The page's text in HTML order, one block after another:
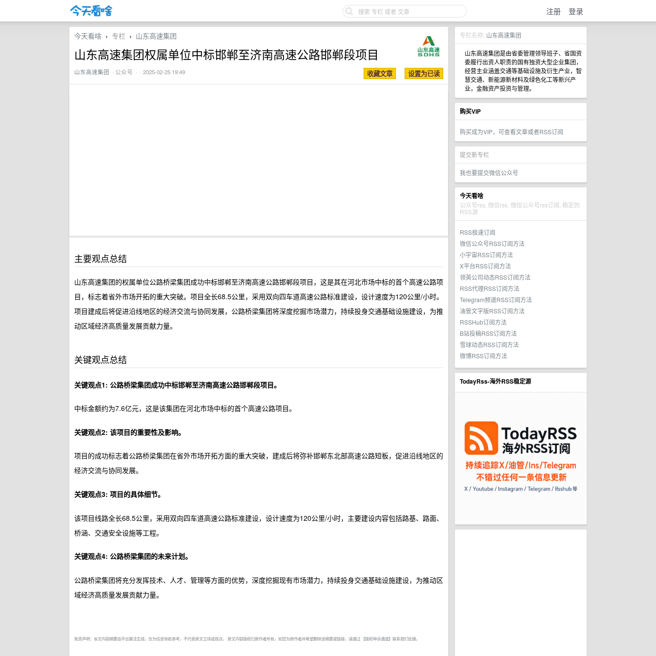
注册 登录
专栏名称: 山东高速集团
山东高速集团是由省委管理领导班子、省国资
委履行出资人职责的国有独资大型企业集团，
经营主业涵盖交通等基础设施及衍生产业，智
慧交通、新能源新材料及绿色化工等新兴产
业，金融资产投资与管理。
购买VIP
购买成为VIP，可查看文章或者RSS订阅
提交新专栏
我也要提交微信公众号
今天看啥
公众号rss, 微信rss, 微信公众号rss订阅, 稳定的
RSS源
RSS极速订阅
微信公众号RSS订阅方法
小宇宙RSS订阅方法
X平台RSS订阅方法
领英公司动态RSS订阅方法
RSS代理RSS订阅方法
Telegram频道RSS订阅方法
油管文字版RSS订阅方法
RSSHub订阅方法
B站投稿RSS订阅方法
雪球动态RSS订阅方法
微博RSS订阅方法
TodayRss-海外RSS稳定源
今天看啥 › 专栏 › 山东高速集团
山东高速集团权属单位中标邯郸至济南高速公路邯郸段项目
山东高速集团 · 公众号 · · 2025-02-25 19:49
主要观点总结
山东高速集团的权属单位公路桥梁集团成功中标邯郸至济南高速公路邯郸段项目，这是其在河北市场中标的首个高速公路项
目，标志着省外市场开拓的重大突破。项目全长68.5公里，采用双向四车道高速公路标准建设，设计速度为120公里/小时。
项目建成后将促进沿线地区的经济交流与协同发展，公路桥梁集团将深度挖掘市场潜力，持续投身交通基础设施建设，为推
动区域经济高质量发展贡献力量。
关键观点总结
关键观点1: 公路桥梁集团成功中标邯郸至济南高速公路邯郸段项目。
中标金额约为7.6亿元，这是该集团在河北市场中标的首个高速公路项目。
关键观点2: 该项目的重要性及影响。
项目的成功标志着公路桥梁集团在省外市场开拓方面的重大突破，建成后将弥补邯郸东北部高速公路短板，促进沿线地区的
经济交流与协同发展。
关键观点3: 项目的具体细节。
该项目线路全长68.5公里，采用双向四车道高速公路标准建设，设计速度为120公里/小时，主要建设内容包括路基、路面、
桥涵、交通安全设施等工程。
关键观点4: 公路桥梁集团的未来计划。
公路桥梁集团将充分发挥技术、人才、管理等方面的优势，深度挖掘现有市场潜力，持续投身交通基础设施建设，为推动区
域经济高质量发展贡献力量。
免责声明：本文内容摘要由平台算法生成，仅为信息导航参考，不代表原文立场或观点。 原文内容版权归原作者所有，如您为原作者并希望删除该摘要或链接，请通过 【版权申诉通道】 联系我们处理。